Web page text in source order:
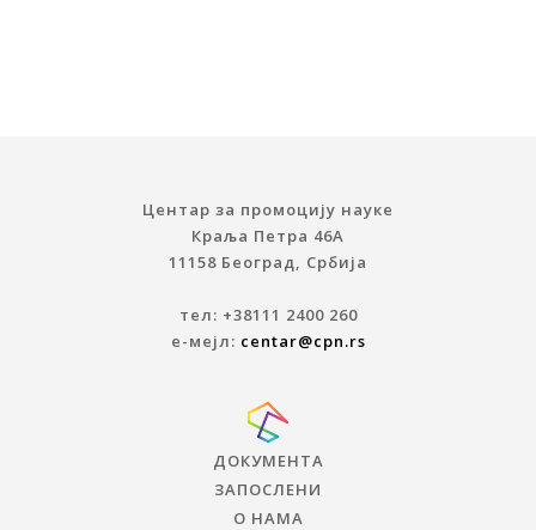
Центар за промоцију науке
Краља Петра 46A
11158 Београд, Србија
тел: +38111 2400 260
е-мејл: centar@cpn.rs
ДОКУМЕНТА
ЗАПОСЛЕНИ
О НАМА